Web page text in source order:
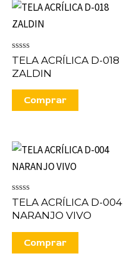
Valorado
en
0
5
TELA ACRÍLICA D-018
ZALDIN
Comprar
Valorado
en
0
5
TELA ACRÍLICA D-004
NARANJO VIVO
Comprar